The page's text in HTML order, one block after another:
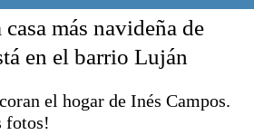
El mundo
Seguridad
Escenario Olímpico
Liga del Sur
más navideña de
en el barrio Luján
el hogar de Inés Campos.
fotos!